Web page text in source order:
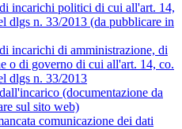
incarichi politici di cui all'art. 14,
dlgs n. 33/2013 (da pubblicare in
incarichi di amministrazione, di
o di governo di cui all'art. 14, co.
dlgs n. 33/2013
(documentazione da
sul sito web)
comunicazione dei dati